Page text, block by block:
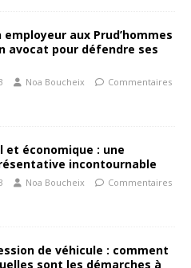
aux Prud’hommes
avocat pour défendre ses
Noa Boucheix
Commentaires
et économique : une
incontournable
Noa Boucheix
Commentaires
de véhicule : comment
sont les démarches à